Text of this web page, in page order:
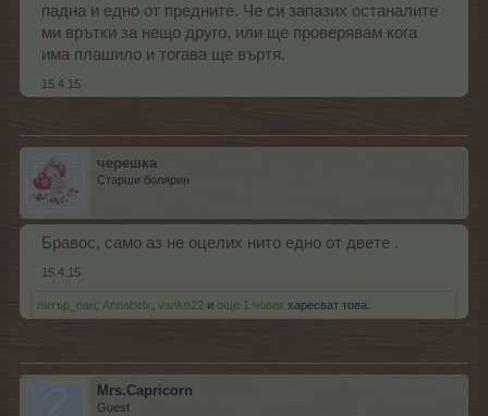
падна и едно от предните. Че си запазих останалите
ми врътки за нещо друго, или ще проверявам кога
има плашило и тогава ще въртя.
15.4.15
черешка
Старши болярин
Бравос, само аз не оцелих нито едно от двете .
15.4.15
питър_пан Annabelx vanko22 и още 1 човек харесват това.
Mrs.Capricorn
Guest